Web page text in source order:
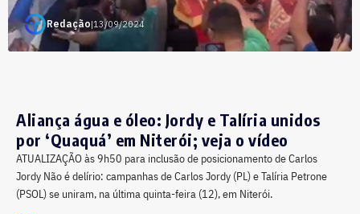
Redação|13/09/2024
Aliança água e óleo: Jordy e Talíria unidos
por ‘Quaquá’ em Niterói; veja o vídeo
ATUALIZAÇÃO às 9h50 para inclusão de posicionamento de Carlos
Jordy Não é delírio: campanhas de Carlos Jordy (PL) e Talíria Petrone
(PSOL) se uniram, na última quinta-feira (12), em Niterói.